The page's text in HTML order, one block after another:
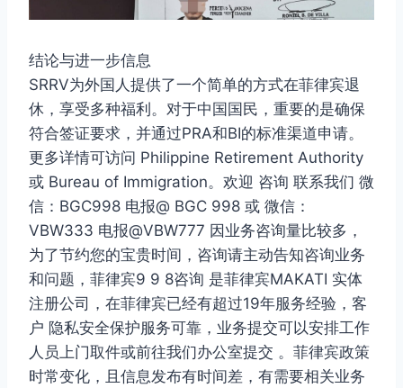
结论与进一步信息
SRRV为外国人提供了一个简单的方式在菲律宾退
休，享受多种福利。对于中国国民，重要的是确保
符合签证要求，并通过PRA和BI的标准渠道申请。
更多详情可访问 Philippine Retirement Authority
或 Bureau of Immigration。欢迎 咨询 联系我们 微
信：BGC998 电报@ BGC 998 或 微信：
VBW333 电报@VBW777 因业务咨询量比较多，
为了节约您的宝贵时间，咨询请主动告知咨询业务
和问题，菲律宾9 9 8咨询 是菲律宾MAKATI 实体
注册公司，在菲律宾已经有超过19年服务经验，客
户 隐私安全保护服务可靠，业务提交可以安排工作
人员上门取件或前往我们办公室提交 。菲律宾政策
时常变化，且信息发布有时间差，有需要相关业务